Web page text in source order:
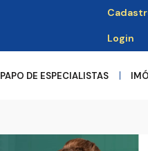
Login
PAPO DE ESPECIALISTAS